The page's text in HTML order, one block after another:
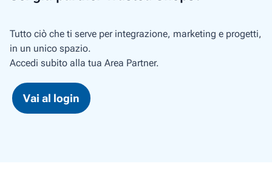
Tutto ciò che ti serve per integrazione, marketing e progetti,
in un unico spazio.
Accedi subito alla tua Area Partner.
Vai al login